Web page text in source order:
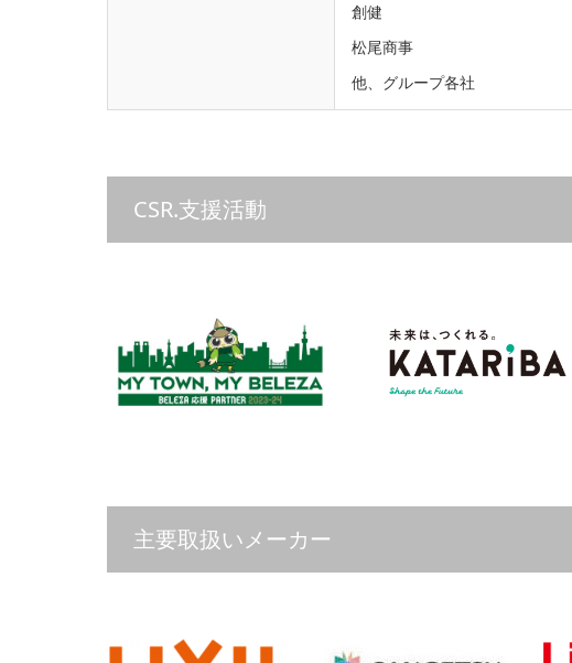
創健
松尾商事
他、グループ各社
CSR.支援活動
主要取扱いメーカー